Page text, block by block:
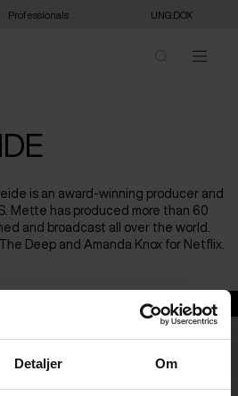
Detaljer Om
Professionals UNG:DOX
is an award-winning producer and
Mette has produced more than 60
and broadcast all over the world.
Deep and Amanda Knox for Netflix.